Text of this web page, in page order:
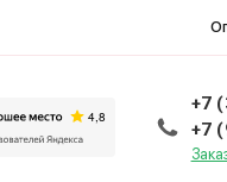
+7
+7